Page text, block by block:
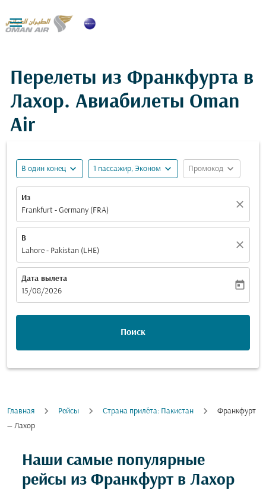

Перелеты из Франкфурта в
Лахор. Авиабилеты Oman
Air
В один конец expand_more 1 пассажир, Эконом expand_more Промокод expand_more
Из
Frankfurt - Germany (FRA)
close
В
Lahore - Pakistan (LHE)
close
Дата вылета
fc-booking-departure-date-aria-label
15/08/2026
today
Поиск
Главная Рейсы Cтрана прилёта: Пакистан
Франкфурт
— Лахор
Наши самые популярные
рейсы из Франкфурт в Лахор
Попробуйте обновить свой маршрут